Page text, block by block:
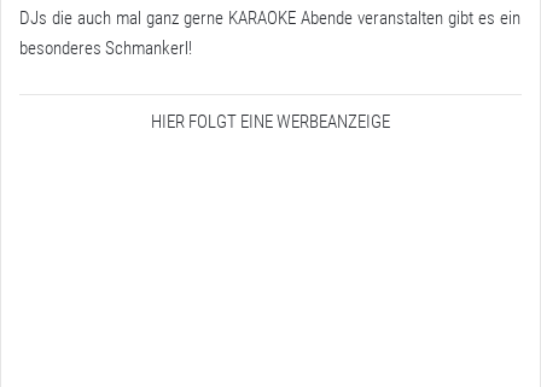
DJs die auch mal ganz gerne KARAOKE Abende veranstalten gibt es ein
besonderes Schmankerl!
HIER FOLGT EINE WERBEANZEIGE